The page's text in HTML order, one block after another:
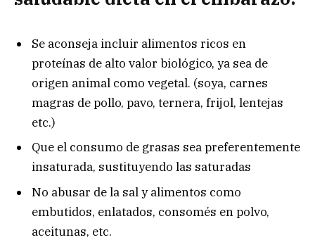
Se aconseja incluir alimentos ricos en
proteínas de alto valor biológico, ya sea de
origen animal como vegetal. (soya, carnes
magras de pollo, pavo, ternera, frijol, lentejas
etc.)
Que el consumo de grasas sea preferentemente
insaturada, sustituyendo las saturadas
No abusar de la sal y alimentos como
embutidos, enlatados, consomés en polvo,
aceitunas, etc.